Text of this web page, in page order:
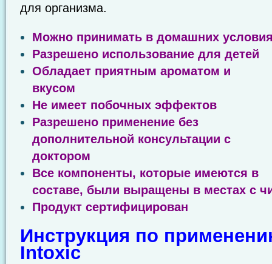
для организма.
Можно принимать в домашних
Разрешено использование для детей
Обладает приятным ароматом и
вкусом
Не имеет побочных эффектов
Разрешено применение без
дополнительной консультации с
доктором
Все компоненты, которые имеются в
составе, были выращены в местах с
Продукт сертифицирован
Инструкция по
Intoxic